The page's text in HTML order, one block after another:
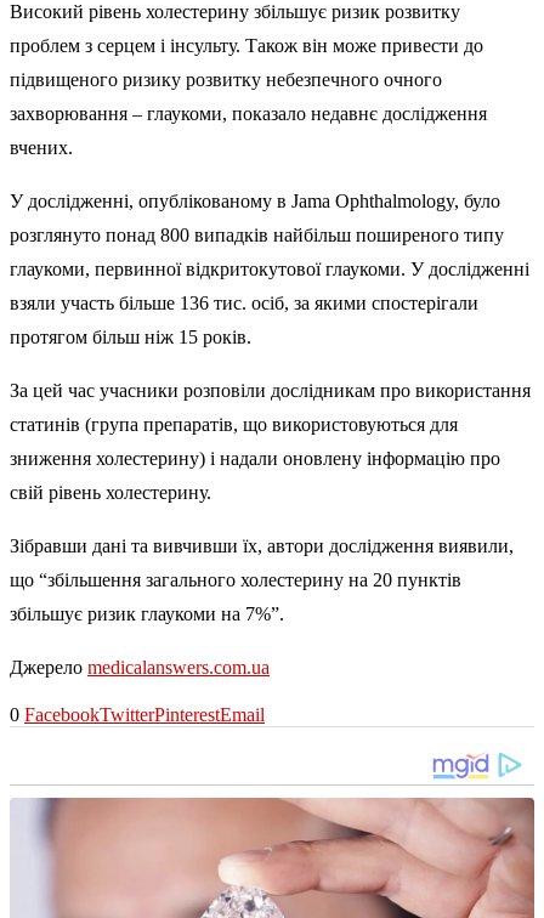
Високий рівень холестерину збільшує ризик розвитку
проблем з серцем і інсульту. Також він може привести до
підвищеного ризику розвитку небезпечного очного
захворювання – глаукоми, показало недавнє дослідження
вчених.
У дослідженні, опублікованому в Jama Ophthalmology, було
розглянуто понад 800 випадків найбільш поширеного типу
глаукоми, первинної відкритокутової глаукоми. У дослідженні
взяли участь більше 136 тис. осіб, за якими спостерігали
протягом більш ніж 15 років.
За цей час учасники розповіли дослідникам про використання
статинів (група препаратів, що використовуються для
зниження холестерину) і надали оновлену інформацію про
свій рівень холестерину.
Зібравши дані та вивчивши їх, автори дослідження виявили,
що “збільшення загального холестерину на 20 пунктів
збільшує ризик глаукоми на 7%”.
Джерело medicalanswers.com.ua
0 FacebookTwitterPinterestEmail